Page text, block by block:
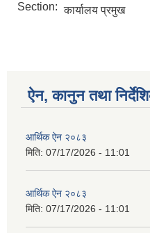
Section: कार्यालय प्रमुख
ऐन, कानुन तथा
आर्थिक ऐन २०८३
मिति: 07/17/2026 - 11:01
आर्थिक ऐन २०८३
मिति: 07/17/2026 - 11:01